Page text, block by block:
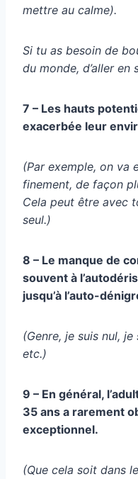
mettre au calme).
Si tu as besoin de
du monde, d’aller en
7 – Les hauts
exacerbée leur
(Par exemple, on va
finement, de façon
Cela peut être avec
seul.)
8 – Le manque de
souvent à
jusqu’à l’auto-
(Genre, je suis nul,
etc.)
9 – En général,
35 ans a rarement
exceptionnel.
(Que cela soit dans